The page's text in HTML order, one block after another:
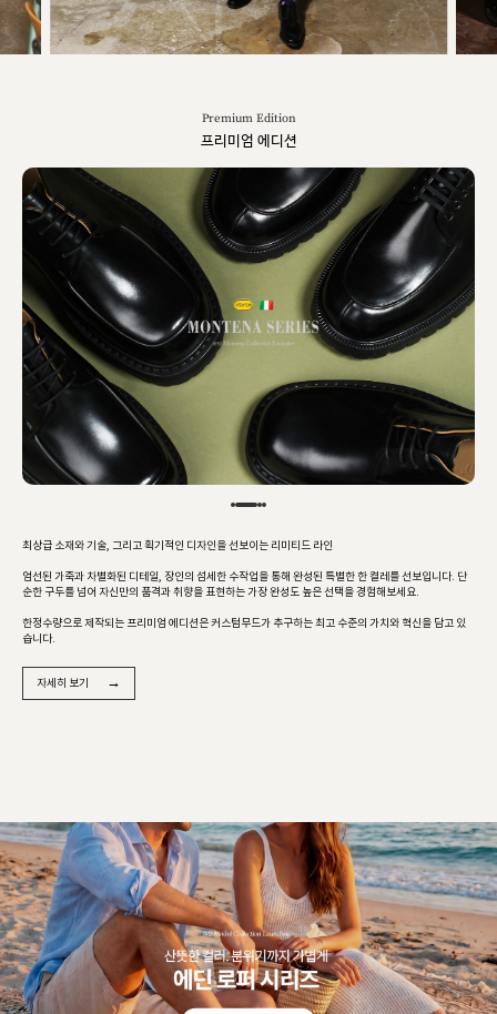
Premium Edition
프리미엄 에디션
최상급 소재와 기술, 그리고 획기적인 디자인을 선보이는 리미티드 라인
엄선된 가죽과 차별화된 디테일, 장인의 섬세한 수작업을 통해 완성된 특별한 한 켤레를 선보입니다. 단
순한 구두를 넘어 자신만의 품격과 취향을 표현하는 가장 완성도 높은 선택을 경험해보세요.
한정수량으로 제작되는 프리미엄 에디션은 커스텀무드가 추구하는 최고 수준의 가치와 혁신을 담고 있
습니다.
자세히 보기 →